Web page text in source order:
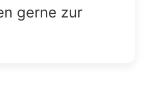
gerne zur